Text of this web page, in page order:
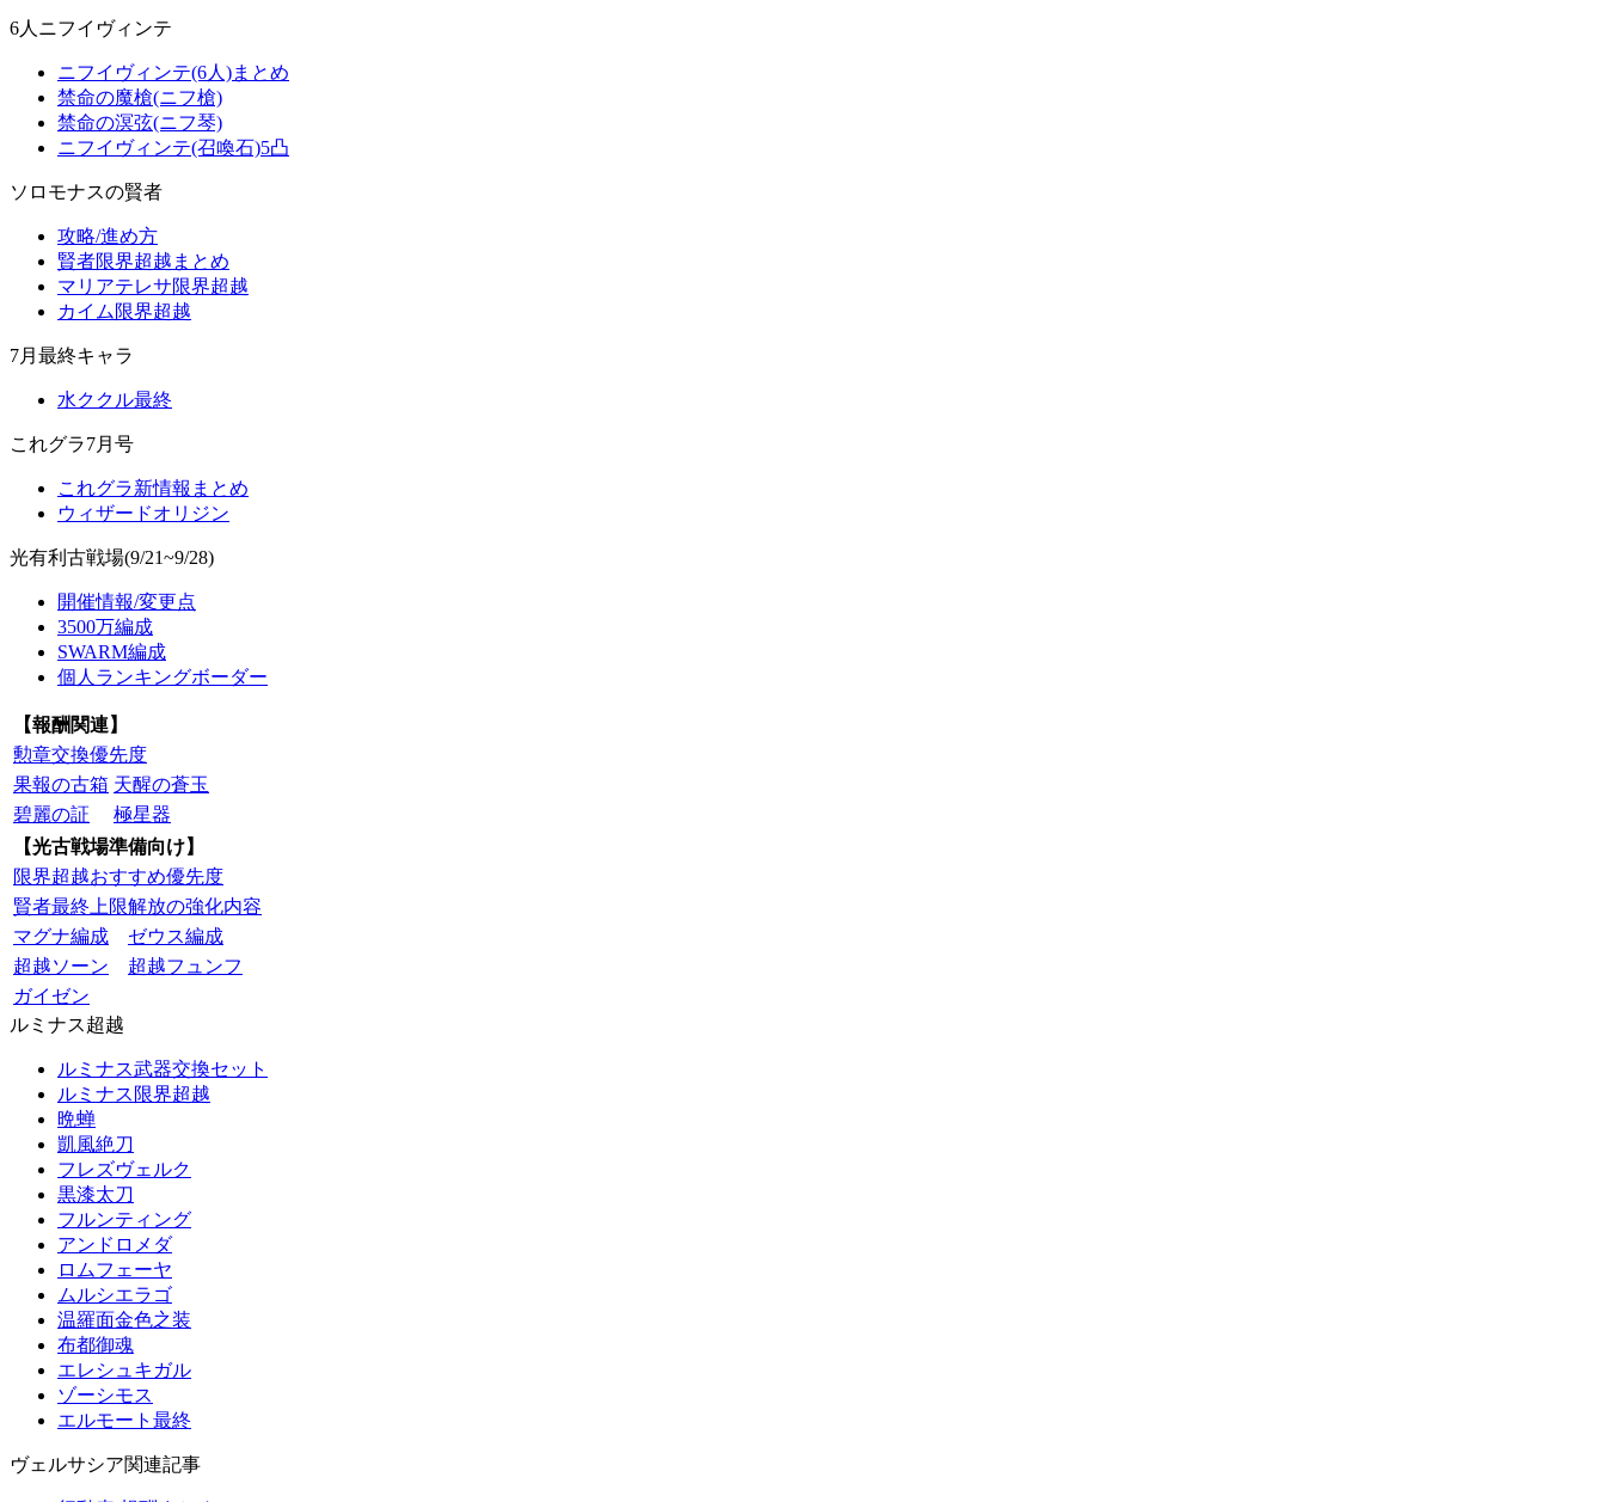
6人ニフイヴィンテ
ニフイヴィンテ(6人)まとめ
禁命の魔槍(ニフ槍)
禁命の溟弦(ニフ琴)
ニフイヴィンテ(召喚石)5凸
ソロモナスの賢者
攻略/進め方
賢者限界超越まとめ
マリアテレサ限界超越
カイム限界超越
7月最終キャラ
水ククル最終
これグラ7月号
これグラ新情報まとめ
ウィザードオリジン
光有利古戦場(9/21~9/28)
開催情報/変更点
3500万編成
SWARM編成
個人ランキングボーダー
【報酬関連】
勲章交換優先度
果報の古箱 天醒の蒼玉
碧麗の証
極星器
【光古戦場準備向け】
限界超越おすすめ優先度
賢者最終上限解放の強化内容
マグナ編成
ゼウス編成
超越ソーン
超越フュンフ
ガイゼン
ルミナス超越
ルミナス武器交換セット
ルミナス限界超越
晩蝉
凱風絶刀
フレズヴェルク
黒漆太刀
フルンティング
アンドロメダ
ロムフェーヤ
ムルシエラゴ
温羅面金色之装
布都御魂
エレシュキガル
ゾーシモス
エルモート最終
ヴェルサシア関連記事